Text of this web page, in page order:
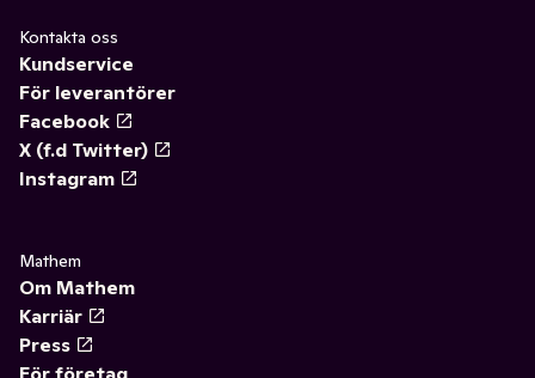
Kontakta oss
Kundservice
För leverantörer
Facebook
X (f.d Twitter)
Instagram
Mathem
Om Mathem
Karriär
Press
För företag